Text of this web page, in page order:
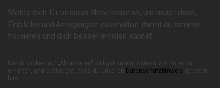
Melde dich für unseren Newsletter an, um neue Ideen,
Einblicke und Anregungen zu erhalten, damit du smarter
trainieren und dich besser erholen kannst.
Durch Klicken auf „Abonnieren“ willigst du ein, E-Mails von Polar zu
erhalten, und bestätigst, dass du unseren Datenschutzhinweis gelesen
hast.